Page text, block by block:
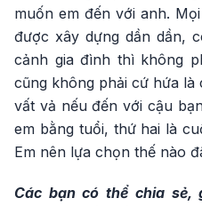
muốn em đến với anh.
được xây dựng dần dần,
cảnh gia đình thì không
cũng không phải cứ hứa là
vất vả nếu đến với cậu
em bằng tuổi, thứ hai là
Em nên lựa chọn thế nào
Các bạn có thể chia